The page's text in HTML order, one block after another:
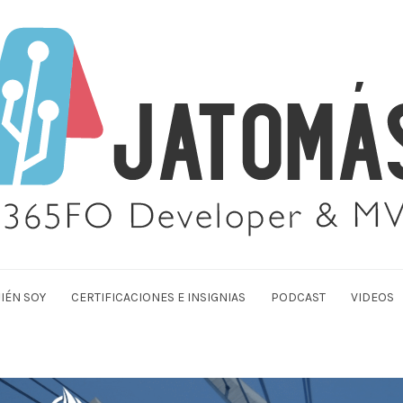
SOY CERTIFICACIONES E INSIGNIAS PODCAST VIDEOS